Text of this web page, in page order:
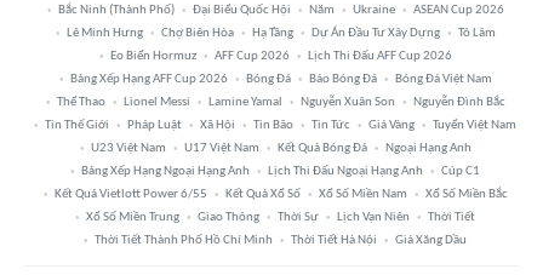
Bắc Ninh (thành Phố)
Đại Biểu Quốc Hội Năm Ukraine
ASEAN Cup 2026
Lê Minh Hưng
Chợ Biên Hòa Hạ Tầng Dự Án Đầu Tư Xây Dựng
Tô Lâm
Eo Biển Hormuz
AFF Cup 2026
Lịch Thi Đấu AFF Cup 2026
Bảng Xếp Hạng AFF Cup 2026
Bóng Đá Báo Bóng Đá
Bóng Đá Việt Nam
Thể Thao
Lionel Messi Lamine Yamal Nguyễn Xuân Son
Nguyễn Đình Bắc
Tin Thế Giới
Pháp Luật Xã Hội Tin Bão Tin Tức Giá Vàng
Tuyển Việt Nam
U23 Việt Nam
U17 Việt Nam Kết Quả Bóng Đá
Ngoại Hạng Anh
Bảng Xếp Hạng Ngoại Hạng Anh
Lịch Thi Đấu Ngoại Hạng Anh
Cúp C1
Kết Quả Vietlott Power 6/55
Kết Quả Xổ Số Xổ Số Miền Nam
Xổ Số Miền Bắc
Xổ Số Miền Trung
Giao Thông Thời Sự Lịch Vạn Niên
Thời Tiết
Thời Tiết Thành Phố Hồ Chí Minh
Thời Tiết Hà Nội Giá Xăng Dầu